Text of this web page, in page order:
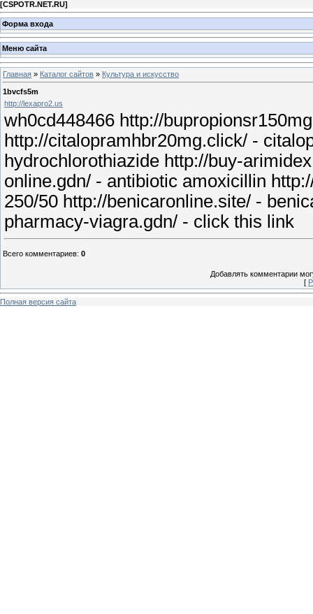
[CSPOTR.NET.RU]
Форма входа
Меню сайта
Главная » Каталог сайтов » Культура и искусство
1bvcfs5m
http://lexapro2.us
wh0cd448466 http://
http://citalopramhbr20mg.click/ -
hydrochlorothiazide http://buy-
online.gdn/ - antibiotic amoxicillin
250/50 http://benicaronline.site/ -
pharmacy-viagra.gdn/ - click this link
Всего комментариев: 0
Добавлять комментарии
[
Полная версия сайта